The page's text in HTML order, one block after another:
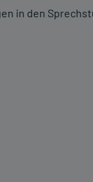
in den